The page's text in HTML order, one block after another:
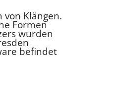
von Klängen.
Formen
wurden
befindet